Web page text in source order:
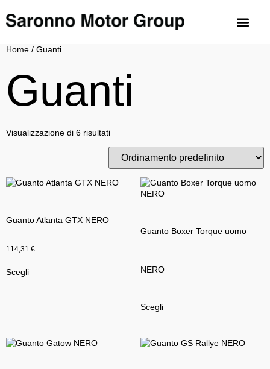
Home / Guanti
Guanti
Visualizzazione di 6 risultati
Guanto Atlanta GTX NERO
114,31 €
Scegli
Guanto Boxer Torque uomo
NERO
Scegli